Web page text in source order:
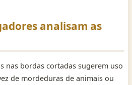
analisam as
nas bordas cortadas sugerem uso
de mordeduras de animais ou